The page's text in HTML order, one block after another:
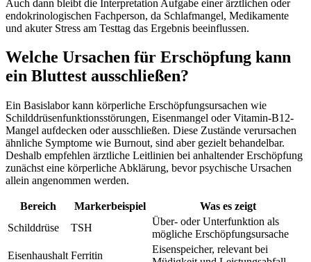
Auch dann bleibt die Interpretation Aufgabe einer ärztlichen oder
endokrinologischen Fachperson, da Schlafmangel, Medikamente
und akuter Stress am Testtag das Ergebnis beeinflussen.
Welche Ursachen für Erschöpfung kann
ein Bluttest ausschließen?
Ein Basislabor kann körperliche Erschöpfungsursachen wie
Schilddrüsenfunktionsstörungen, Eisenmangel oder Vitamin-B12-
Mangel aufdecken oder ausschließen. Diese Zustände verursachen
ähnliche Symptome wie Burnout, sind aber gezielt behandelbar.
Deshalb empfehlen ärztliche Leitlinien bei anhaltender Erschöpfung
zunächst eine körperliche Abklärung, bevor psychische Ursachen
allein angenommen werden.
Bereich Markerbeispiel
Was es zeigt
Schilddrüse
TSH
Über- oder Unterfunktion als
mögliche Erschöpfungsursache
Eisenhaushalt Ferritin
Eisenspeicher, relevant bei